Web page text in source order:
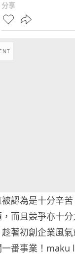
分享
認為是十分辛
而且競爭亦十
著初創企業風氣
番事業！maku